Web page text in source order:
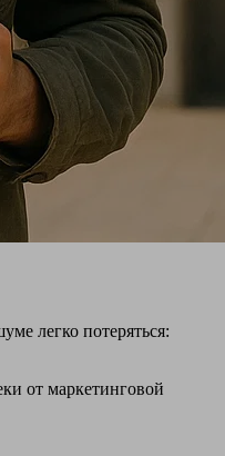
легко потеряться:
от маркетинговой